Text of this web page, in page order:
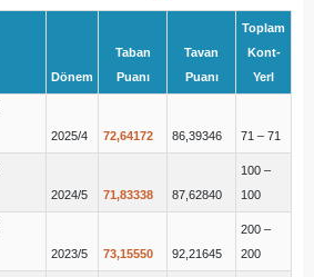
Dönem
Taban
Puanı
Tavan
Puanı
Toplam
Kont-
Yerl
2025/4 72,64172 86,39346 71 – 71
2024/5 71,83338 87,62840
100 –
100
2023/5 73,15550 92,21645
200 –
200